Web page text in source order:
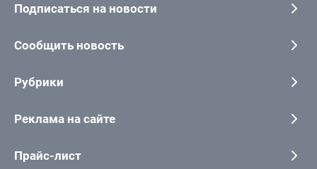
Подписаться на новости
Сообщить новость
Рубрики
Реклама на сайте
Прайс-лист